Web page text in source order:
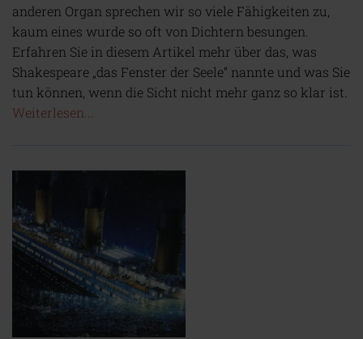
anderen Organ sprechen wir so viele Fähigkeiten zu,
kaum eines wurde so oft von Dichtern besungen.
Erfahren Sie in diesem Artikel mehr über das, was
Shakespeare „das Fenster der Seele“ nannte und was Sie
tun können, wenn die Sicht nicht mehr ganz so klar ist.
Weiterlesen...